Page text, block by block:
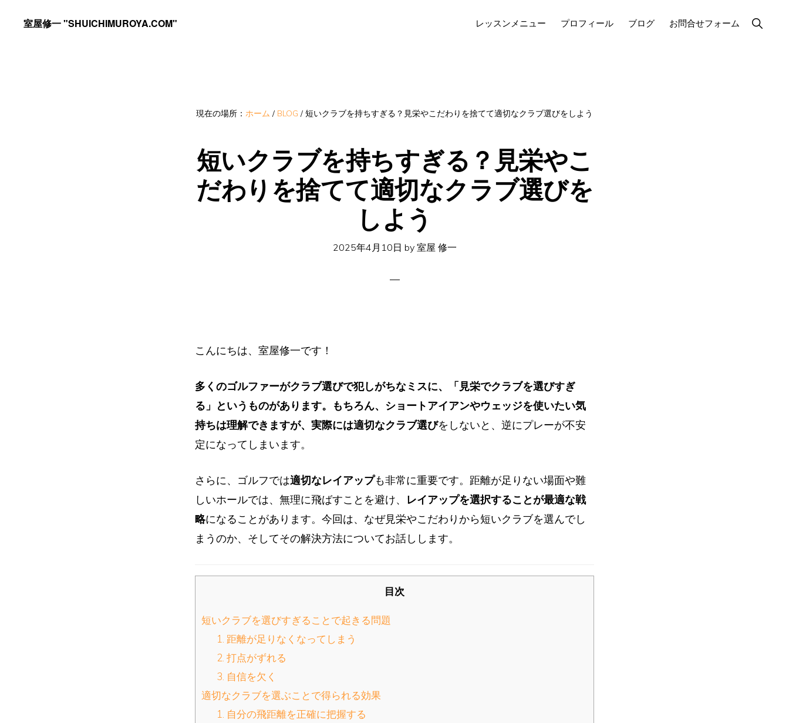
室屋修一 "SHUICHIMUROYA.COM"
レッスンメニュー プロフィール ブログ お問合せフォーム Show
Search
現在の場所： ホーム / BLOG / 短いクラブを持ちすぎる？見栄やこだわりを捨てて適切なクラブ選びをしよう
短いクラブを持ちすぎる？見栄やこ
だわりを捨てて適切なクラブ選びを
しよう
2025年4月10日 by 室屋 修一
こんにちは、室屋修一です！
多くのゴルファーがクラブ選びで犯しがちなミスに、「見栄でクラブを選びすぎ
る」というものがあります。もちろん、ショートアイアンやウェッジを使いたい気
持ちは理解できますが、実際には適切なクラブ選びをしないと、逆にプレーが不安
定になってしまいます。
さらに、ゴルフでは適切なレイアップも非常に重要です。距離が足りない場面や難
しいホールでは、無理に飛ばすことを避け、 レイアップを選択することが最適な戦
略になることがあります。今回は、なぜ見栄やこだわりから短いクラブを選んでし
まうのか、そしてその解決方法についてお話しします。
目次
短いクラブを選びすぎることで起きる問題
1. 距離が足りなくなってしまう
2. 打点がずれる
3. 自信を欠く
適切なクラブを選ぶことで得られる効果
1. 自分の飛距離を正確に把握する